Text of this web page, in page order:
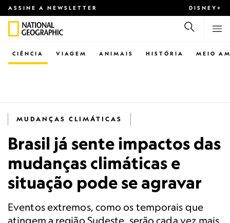
ASSINE A NEWSLETTER DISNEY+
CIÊNCIA VIAGEM ANIMAIS HISTÓRIA MEIO
MUDANÇAS CLIMÁTICAS
Brasil já sente impactos das
mudanças climáticas e
situação pode se agravar
Eventos extremos, como os temporais que
atingem a região Sudeste, serão cada vez mais